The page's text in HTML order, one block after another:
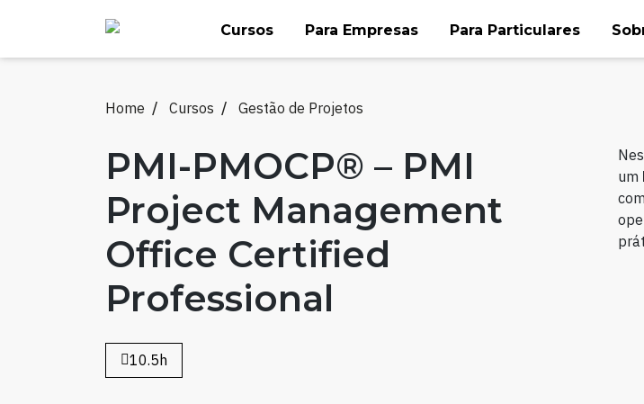
content
Cursos Para Empresas Para Particulares
Home Cursos Gestão de Projetos
PMI-PMOCP® – PMI
Project Management
Office Certified
Professional
10.5h
um